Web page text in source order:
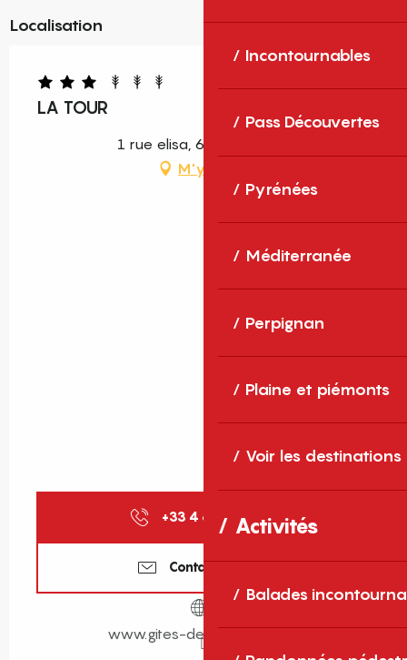
Incontournables
Pass Découvertes
Pyrénées
Méditerranée
Perpignan
Plaine et piémonts
Voir les destinations
Activités
Balades
Localisation
LA TOUR
1 rue elisa, 66820 Casteil
M'y rendre
+33 4 68 11 40 ▒▒
Contactez-nous
www.gites-de-france-sud.fr